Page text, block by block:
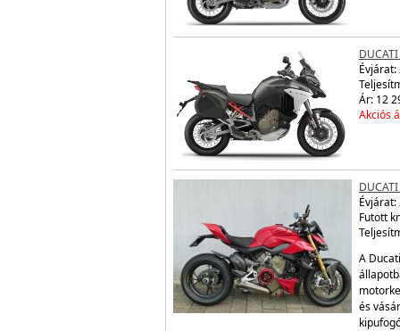
Évjárat:
Ár: 12
Akciós
DUCATI
Évjárat:
Futott
A
és